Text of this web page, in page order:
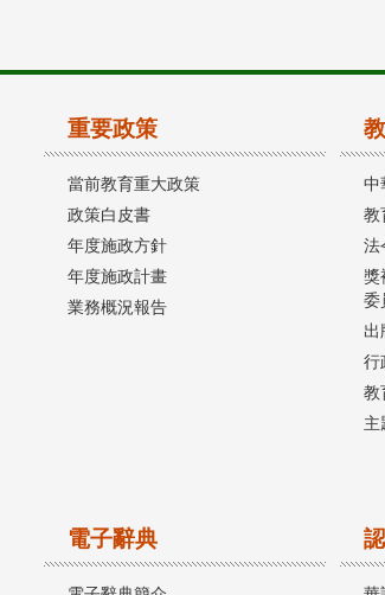
重要政策
當前教育重大政策
政策白皮書
年度施政方針
年度施政計畫
業務概況報告
中
教
法
獎
委
出
行
教
主
電子辭典